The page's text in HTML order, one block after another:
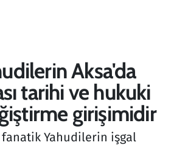
Aksa'da
tarihi ve hukuki
girişimidir
Yahudilerin işgal